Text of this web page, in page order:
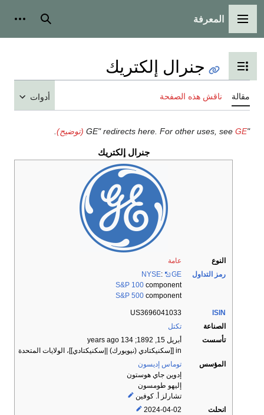
القائمة الرئيسية
المعرفة بحث
تبديل عرض جدول المحتويات
جنرال إلكتريك
مقالة ناقش هذه الصفحة أدوات
"GE" redirects here. For other uses, seeGE (توضيح)
جنرال إلكتريك
النوع
عامة
رمز التداول
NYSE:
GE
S&P 100 component
S&P 500 component
ISIN
US3696041033
الصناعة
تكتل
تأسست
أبريل 15, 1892
; 134 years ago
in [[سكنيكتادي (نيويورك) ||سكنيكتادي]]، الولايات المتحدة
المؤسس
توماس إديسون
إدوين جاي هوستون
إليهو طومسون
تشارلز أ. كوفين
انحلت
2024-04-02